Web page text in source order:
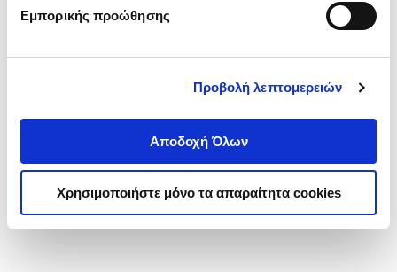
Εμπορικής προώθησης
Προβολή λεπτομερειών
Αποδοχή Όλων
Χρησιμοποιήστε μόνο τα απαραίτητα cookies